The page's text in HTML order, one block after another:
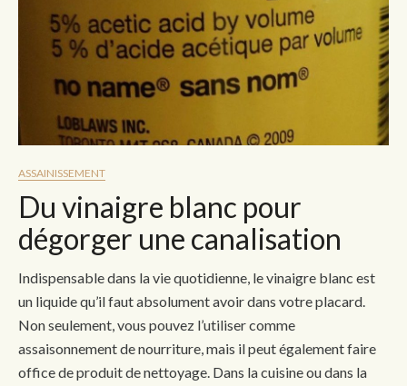
ASSAINISSEMENT
Du vinaigre blanc pour
dégorger une canalisation
Indispensable dans la vie quotidienne, le vinaigre blanc est
un liquide qu’il faut absolument avoir dans votre placard.
Non seulement, vous pouvez l’utiliser comme
assaisonnement de nourriture, mais il peut également faire
office de produit de nettoyage. Dans la cuisine ou dans la